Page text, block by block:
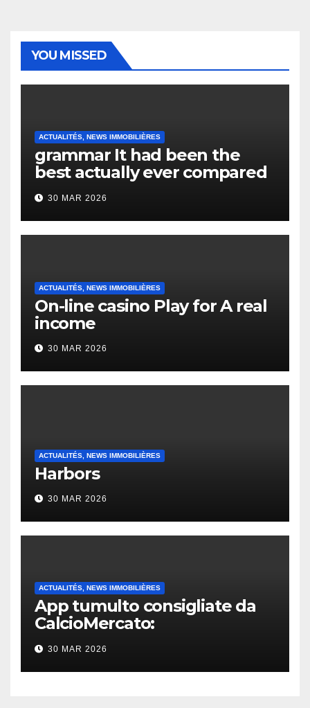
YOU MISSED
ACTUALITÉS, NEWS IMMOBILIÈRES
grammar It had been the
best actually ever compared
to it’s the top actually?
English Vocabulary Learners
Heap Change
30 MAR 2026
ACTUALITÉS, NEWS IMMOBILIÈRES
On-line casino Play for A real
income
30 MAR 2026
ACTUALITÉS, NEWS IMMOBILIÈRES
Harbors
30 MAR 2026
ACTUALITÉS, NEWS IMMOBILIÈRES
App tumulto consigliate da
CalcioMercato:
considerazione di gennaio
2026
30 MAR 2026